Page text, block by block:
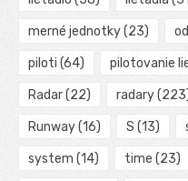
merné jednotky(23)
piloti (64) pilotovanie
Radar(22) radary
Runway(16) S (13)
system (14) time (23)